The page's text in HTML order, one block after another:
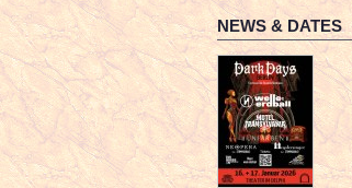
NEWS & DATES